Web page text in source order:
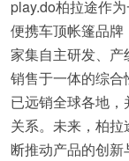
play.do柏拉途作
便携车顶帐篷品
家集自主研发、
销售于一体的综合
已远销全球各地
关系。未来，柏
断推动产品的创